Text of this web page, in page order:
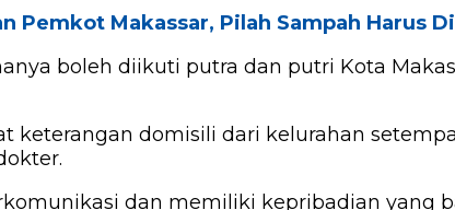
Makassar, Pilah Sampah Harus
boleh diikuti putra dan putri Kota
domisili dari kelurahan
dan memiliki kepribadian yang